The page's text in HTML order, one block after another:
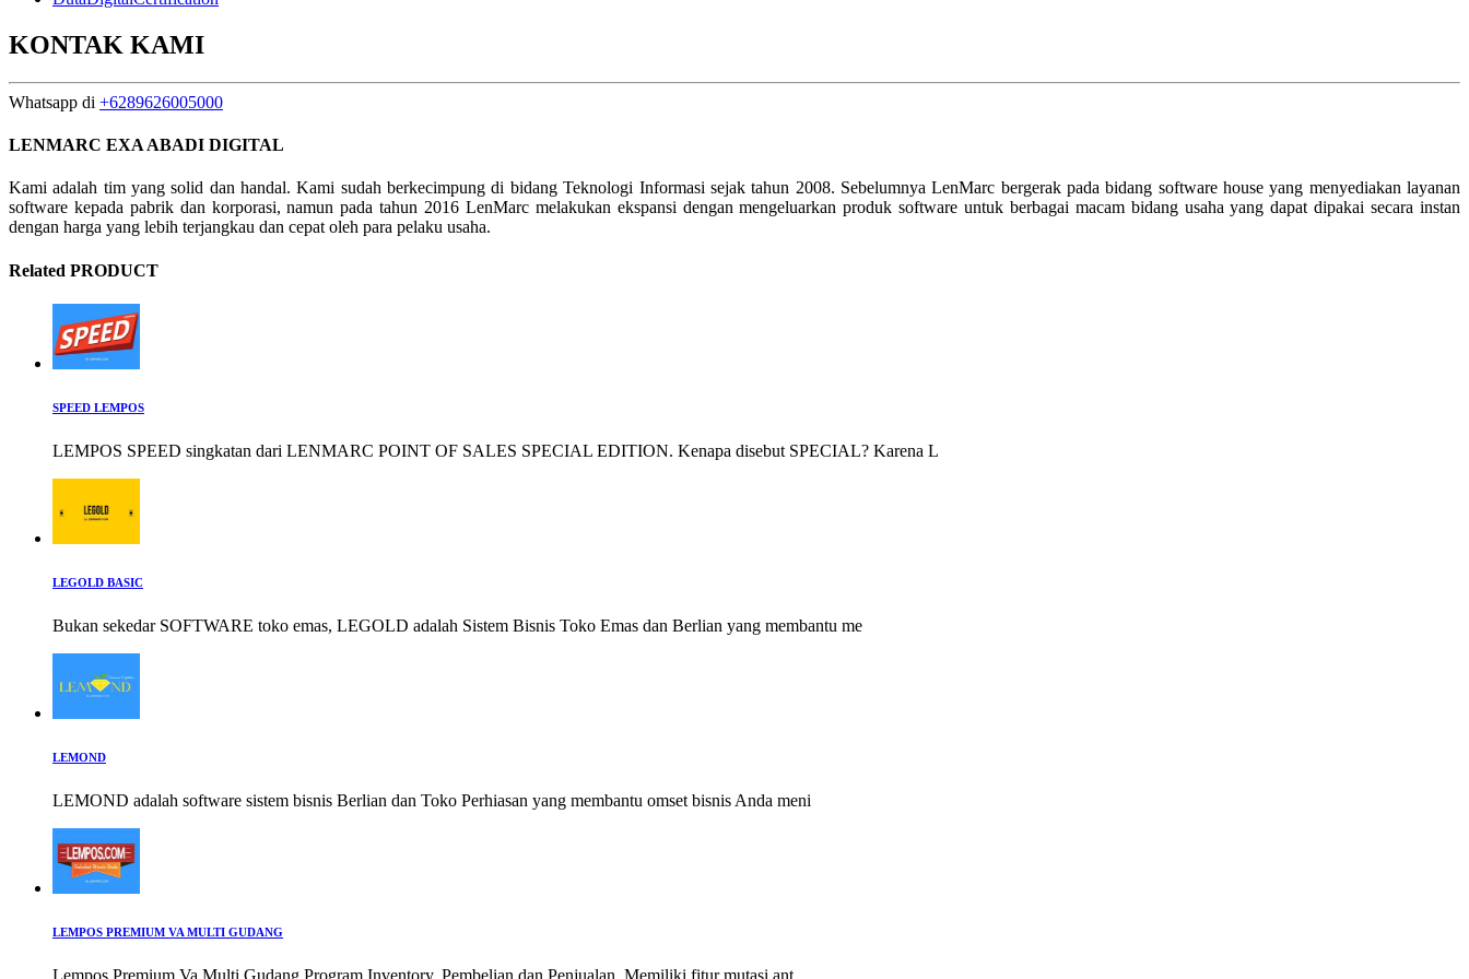
KONTAK KAMI
Whatsapp di +6289626005000
LENMARC EXA ABADI DIGITAL
Kami adalah tim yang solid dan handal. Kami sudah berkecimpung di bidang Teknologi Informasi sejak tahun 2008. Sebelumnya LenMarc bergerak pada bidang software house yang menyediakan layanan
software kepada pabrik dan korporasi, namun pada tahun 2016 LenMarc melakukan ekspansi dengan mengeluarkan produk software untuk berbagai macam bidang usaha yang dapat dipakai secara instan
dengan harga yang lebih terjangkau dan cepat oleh para pelaku usaha.
Related PRODUCT
SPEED LEMPOS
LEMPOS SPEED singkatan dari LENMARC POINT OF SALES SPECIAL EDITION. Kenapa disebut SPECIAL? Karena L
LEGOLD BASIC
Bukan sekedar SOFTWARE toko emas, LEGOLD adalah Sistem Bisnis Toko Emas dan Berlian yang membantu me
LEMOND
LEMOND adalah software sistem bisnis Berlian dan Toko Perhiasan yang membantu omset bisnis Anda meni
LEMPOS PREMIUM VA MULTI GUDANG
Lempos Premium Va Multi Gudang Program Inventory, Pembelian dan Penjualan, Memiliki fitur mutasi ant